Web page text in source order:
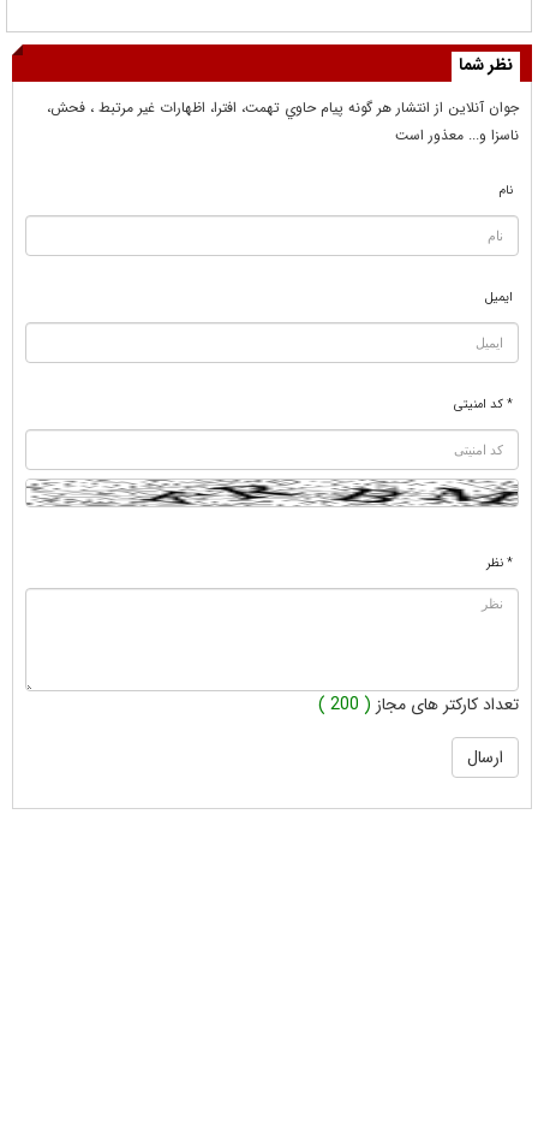
نظر شما
جوان آنلاين از انتشار هر گونه پيام حاوي تهمت، افترا، اظهارات غير مرتبط ، فحش،
ناسزا و... معذور است
نام
ایمیل
* کد امنیتی
* نظر
تعداد کارکتر های مجاز ( 200 )